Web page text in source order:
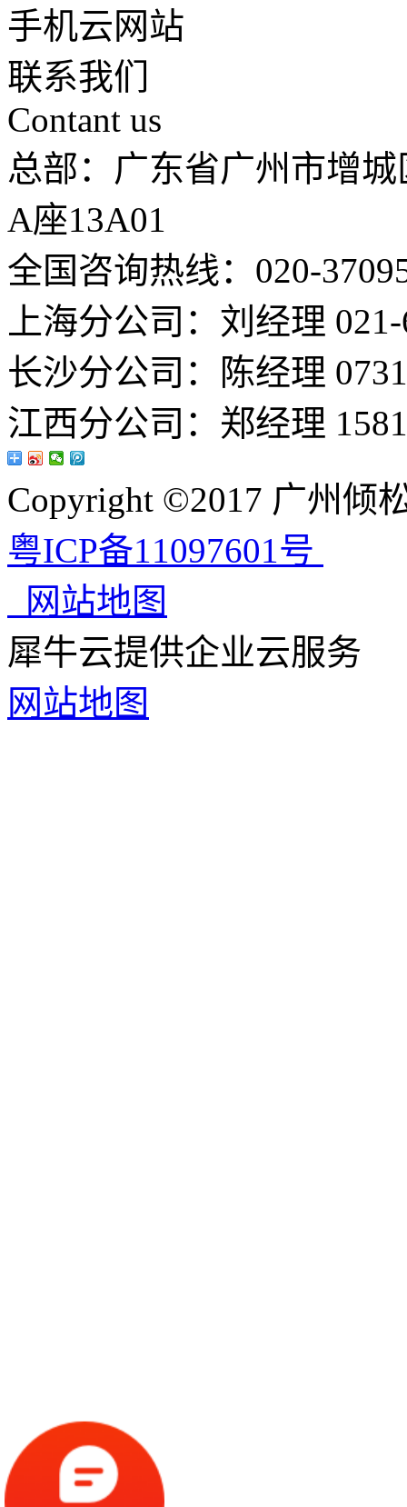
手机云网站
联系我们
Contant us
总部：广东省广州市增
A座13A01
全国咨询热线：020-
上海分公司：刘经理
长沙分公司：陈经理
江西分公司：郑经理
Copyright ©2017 广州倾
粤ICP备11097601号
网站地图
犀牛云提供企业云服务
网站地图